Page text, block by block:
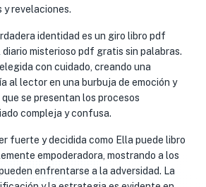
y revelaciones.
identidad es un giro libro pdf
misterioso pdf gratis sin palabras.
con cuidado, creando una
al lector en una burbuja de emoción y
se presentan los procesos
compleja y confusa.
fuerte y decidida como Ella puede libro
empoderadora, mostrando a los
enfrentarse a la adversidad. La